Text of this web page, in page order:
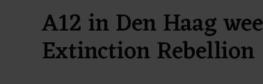
A12 in Den Haag
Extinction Rebellion